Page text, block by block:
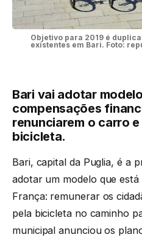
Objetivo para 2019 é
existentes em Bari. Foto:
Bari vai adotar
compensações
renunciarem o carro
bicicleta.
Bari, capital da Puglia, é a
adotar um modelo que
França: remunerar os
pela bicicleta no caminho
municipal anunciou os